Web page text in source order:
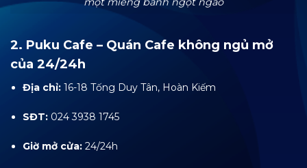
2. Puku Cafe – Quán Cafe không ngủ mở
của 24/24h
Địa chỉ:16-18 Tống Duy Tân, Hoàn Kiếm
SĐT: 024 3938 1745
Giờ mở cửa: 24/24h